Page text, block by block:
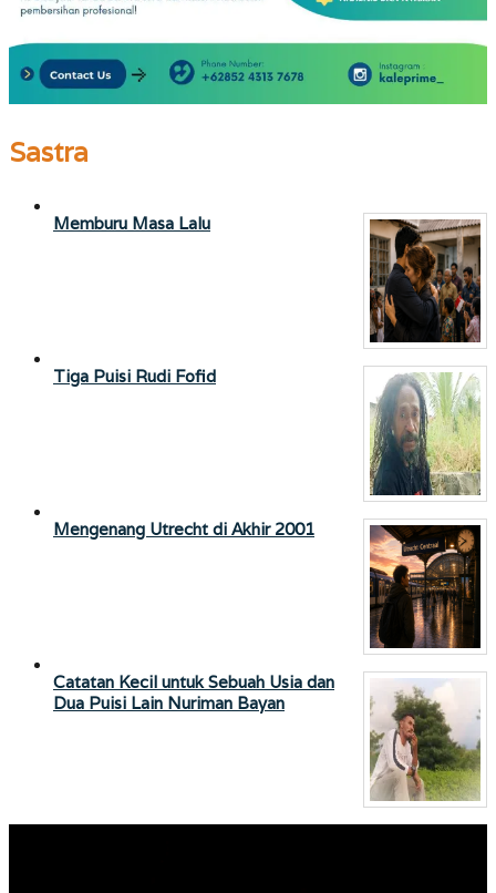
Sastra
Memburu Masa Lalu
Tiga Puisi Rudi Fofid
Mengenang Utrecht di Akhir 2001
Catatan Kecil untuk Sebuah Usia dan
Dua Puisi Lain Nuriman Bayan